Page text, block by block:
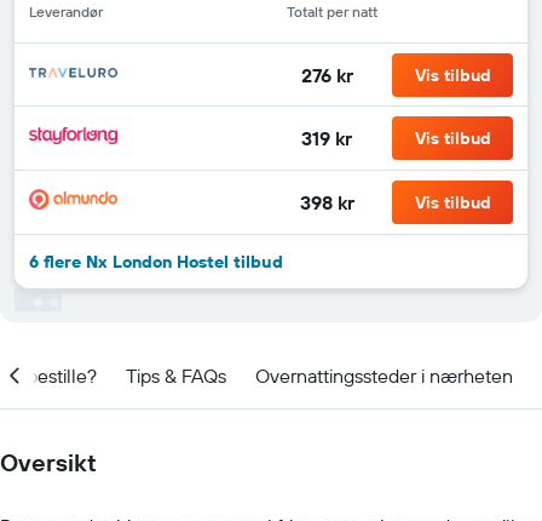
Leverandør Totalt per natt
276 kr Vis tilbud
319 kr Vis tilbud
398 kr Vis tilbud
6 flere Nx London Hostel tilbud
å bestille? Tips & FAQs Overnattingssteder i nærheten
Oversikt